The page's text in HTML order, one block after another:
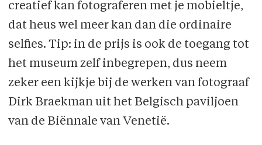
creatief kan fotograferen met je mobieltje,
dat heus wel meer kan dan die ordinaire
selfies. Tip: in de prijs is ook de toegang tot
het museum zelf inbegrepen, dus neem
zeker een kijkje bij de werken van fotograaf
Dirk Braekman uit het Belgisch paviljoen
van de Biënnale van Venetië.